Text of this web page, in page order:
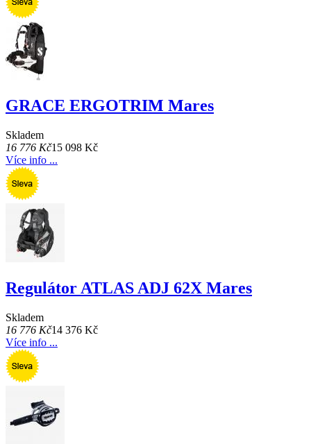
GRACE ERGOTRIM Mares
Skladem
16 776 Kč15 098 Kč
Více info ...
Regulátor ATLAS ADJ 62X Mares
Skladem
16 776 Kč14 376 Kč
Více info ...